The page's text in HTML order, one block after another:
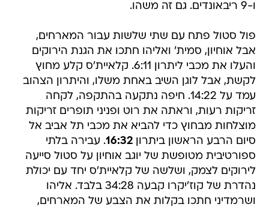
ו-9 ריבאונדים. גם זה משהו.
פול סטול פתח עם שתי שלשות עבור המארחים,
אבל אוחיון, סמית' ואליהו חתכו את הגנת הירוקים
והעלו את מכבי ליתרון 6:11. קלאיית'ס קלע מחוץ
לקשת, אבל לוגן השיב באחת משלו, והיתרון הצהוב
עמד על 14:22. חיפה נתקעה בהתקפה, לקחה
זריקות רעות, וראתה את רוט ופניני תופרים זריקות
מוצלחות מבחוץ כדי להביא את מכבי תל אביב אל
סיום הרבע הראשון ביתרון16:32. עבירה בלתי
ספורטיבית מטופשת של יוגב אוחיון על סטול סייעה
לירוקים לצמק, ושלשה של קלאיית'ס יחד עם יכולת
נהדרת של קוז'יקרו קבעה 34:28 בלבד. אליהו
ושרמדיני חתכו בקלות את הצבע של המארחים,